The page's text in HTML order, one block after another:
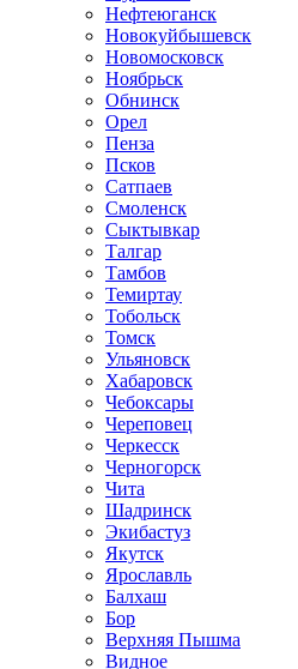
Нефтеюганск
Новокуйбышевск
Новомосковск
Ноябрьск
Обнинск
Орел
Пенза
Псков
Сатпаев
Смоленск
Сыктывкар
Талгар
Тамбов
Темиртау
Тобольск
Томск
Ульяновск
Хабаровск
Чебоксары
Череповец
Черкесск
Черногорск
Чита
Шадринск
Экибастуз
Якутск
Ярославль
Балхаш
Бор
Верхняя Пышма
Видное